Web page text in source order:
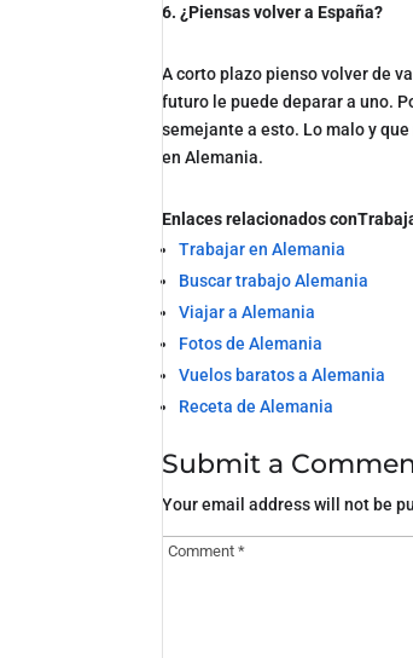
6. ¿Piensas volver a España?
A corto plazo pienso volver de
futuro le puede deparar a uno.
semejante a esto. Lo malo y
en Alemania.
Enlaces relacionados
Trabajar en Alemania
Buscar trabajo Alemania
Viajar a Alemania
Fotos de Alemania
Vuelos baratos a Alemania
Receta de Alemania
Submit a
Your email address will not be